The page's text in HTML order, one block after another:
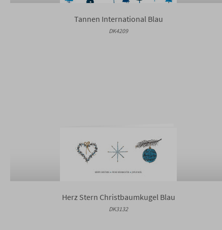
Tannen International Blau
DK4209
Herz Stern Christbaumkugel Blau
DK3132